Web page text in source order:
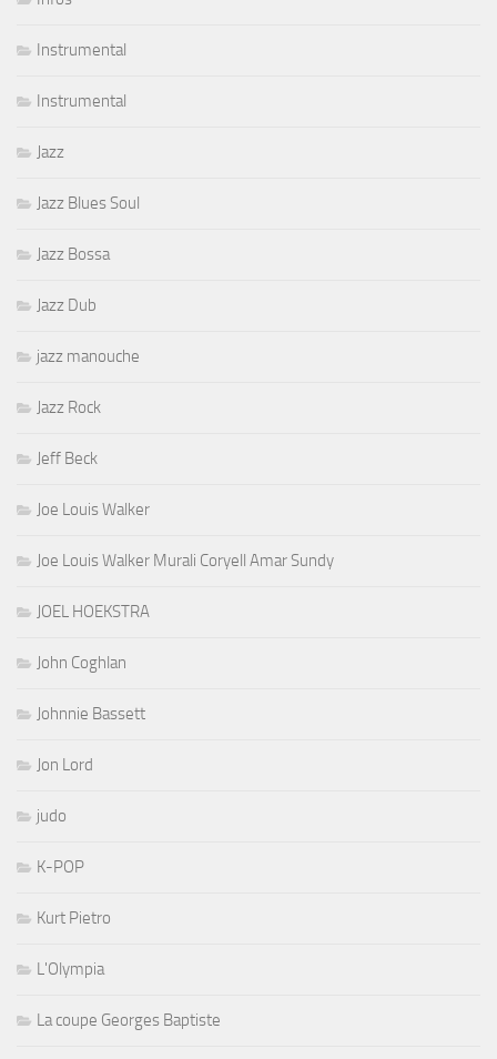
Instrumental
Instrumental
Jazz
Jazz Blues Soul
Jazz Bossa
Jazz Dub
jazz manouche
Jazz Rock
Jeff Beck
Joe Louis Walker
Joe Louis Walker Murali Coryell Amar Sundy
JOEL HOEKSTRA
John Coghlan
Johnnie Bassett
Jon Lord
judo
K-POP
Kurt Pietro
L'Olympia
La coupe Georges Baptiste